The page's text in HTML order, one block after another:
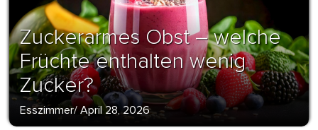
Zuckerarmes Obst – welche
Früchte enthalten wenig
Zucker?
Esszimmer/April 28, 2026